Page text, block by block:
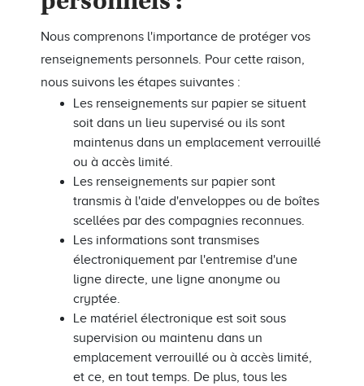
Nous comprenons l'importance de protéger vos
renseignements personnels. Pour cette raison,
nous suivons les étapes suivantes :
Les renseignements sur papier se situent
soit dans un lieu supervisé ou ils sont
maintenus dans un emplacement verrouillé
ou à accès limité.
Les renseignements sur papier sont
transmis à l'aide d'enveloppes ou de boîtes
scellées par des compagnies reconnues.
Les informations sont transmises
électroniquement par l'entremise d'une
ligne directe, une ligne anonyme ou
cryptée.
Le matériel électronique est soit sous
supervision ou maintenu dans un
emplacement verrouillé ou à accès limité,
et ce, en tout temps. De plus, tous les